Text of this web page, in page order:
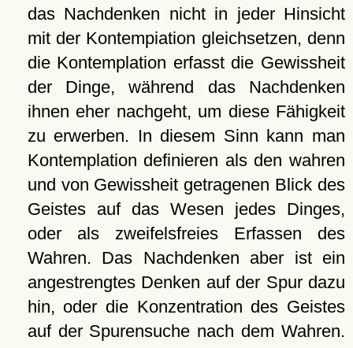
das Nachdenken nicht in jeder Hinsicht
mit der Kontempiation gleichsetzen, denn
die Kontemplation erfasst die Gewissheit
der Dinge, während das Nachdenken
ihnen eher nachgeht, um diese Fähigkeit
zu erwerben. In diesem Sinn kann man
Kontemplation definieren als den wahren
und von Gewissheit getragenen Blick des
Geistes auf das Wesen jedes Dinges,
oder als zweifelsfreies Erfassen des
Wahren. Das Nachdenken aber ist ein
angestrengtes Denken auf der Spur dazu
hin, oder die Konzentration des Geistes
auf der Spurensuche nach dem Wahren.